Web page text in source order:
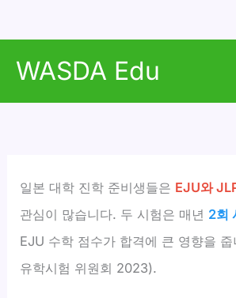
WASDA Edu
일본 대학 진학 준비생들은 EJU와
관심이 많습니다. 두 시험은 매년 2회
EJU 수학 점수가 합격에 큰 영향을
유학시험 위원회 2023).